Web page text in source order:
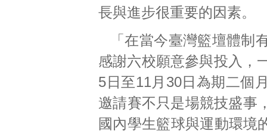
長與進步很重要的因素。
「在當今臺灣籃壇體
感謝六校願意參與投入，
5日至11月30日為期二個
邀請賽不只是場競技盛事
國內學生籃球與運動環境